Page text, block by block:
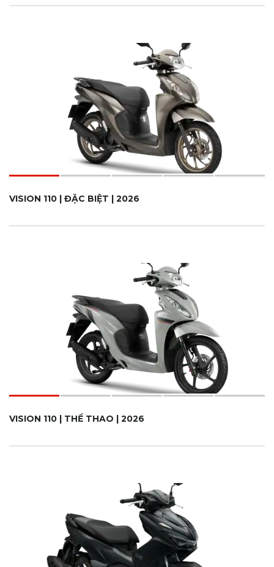
VISION 110 | ĐẶC BIỆT | 2026
VISION 110 | THỂ THAO | 2026